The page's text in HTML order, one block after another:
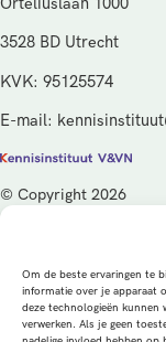
Om de beste ervaringen te
informatie over je apparaat
deze technologieën kunnen
verwerken. Als je geen
Orteliuslaan 1000
3528 BD Utrecht
KVK: 95125574
E-mail:
© Copyright 2026
De activiteiten van het
vanuit de
Welzijn en Sport